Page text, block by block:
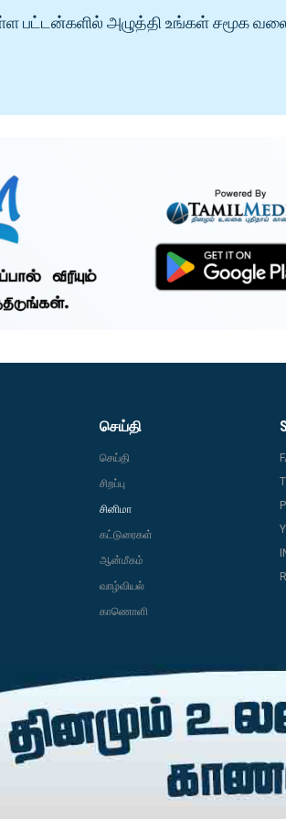
பட்டன்களில் அழுத்தி உங்கள் சமூக
செய்தி
செய்தி
சிறப்பு
சினிமா
கட்டுரைகள்
ஆன்மீகம்
வாழ்வியல்
காணொளி